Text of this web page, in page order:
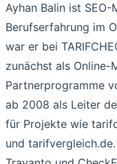
Ayhan Balin ist
Berufserfahrung im
war er bei
zunächst als
Partnerprogramme
ab 2008 als Leiter
für Projekte wie
und